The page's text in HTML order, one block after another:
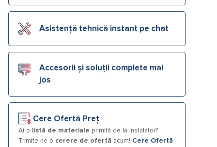
Asistență tehnică instant pe chat
Accesorii și soluții complete mai
jos
Cere Ofertă Preț
Ai o listă de materiale primită de la instalator?
Trimite-ne o cerere de ofertă acum! Cere Ofertă